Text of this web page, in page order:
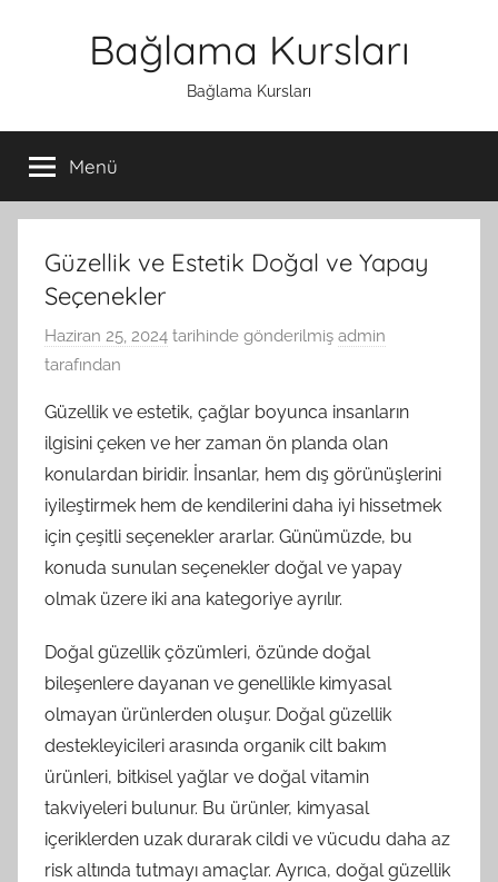
Bağlama Kursları
Bağlama Kursları
Menü
Güzellik ve Estetik Doğal ve Yapay
Seçenekler
Haziran 25, 2024 tarihinde gönderilmiş admin
tarafından
Güzellik ve estetik, çağlar boyunca insanların
ilgisini çeken ve her zaman ön planda olan
konulardan biridir. İnsanlar, hem dış görünüşlerini
iyileştirmek hem de kendilerini daha iyi hissetmek
için çeşitli seçenekler ararlar. Günümüzde, bu
konuda sunulan seçenekler doğal ve yapay
olmak üzere iki ana kategoriye ayrılır.
Doğal güzellik çözümleri, özünde doğal
bileşenlere dayanan ve genellikle kimyasal
olmayan ürünlerden oluşur. Doğal güzellik
destekleyicileri arasında organik cilt bakım
ürünleri, bitkisel yağlar ve doğal vitamin
takviyeleri bulunur. Bu ürünler, kimyasal
içeriklerden uzak durarak cildi ve vücudu daha az
risk altında tutmayı amaçlar. Ayrıca, doğal güzellik